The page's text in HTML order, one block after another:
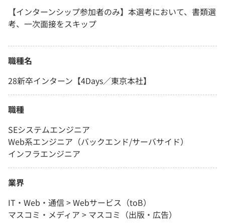
【インターンシップ参加者のみ】本選考において、書類選
考、一次面接をスキップ
職種名
28新卒インターン【4Days／東京本社】
職種
SEシステムエンジニア
Web系エンジニア（バックエンド/サーバサイド）
インフラエンジニア
業界
IT・Web・通信 > Webサービス（toB）
マスコミ・メディア > マスコミ（出版・広告）